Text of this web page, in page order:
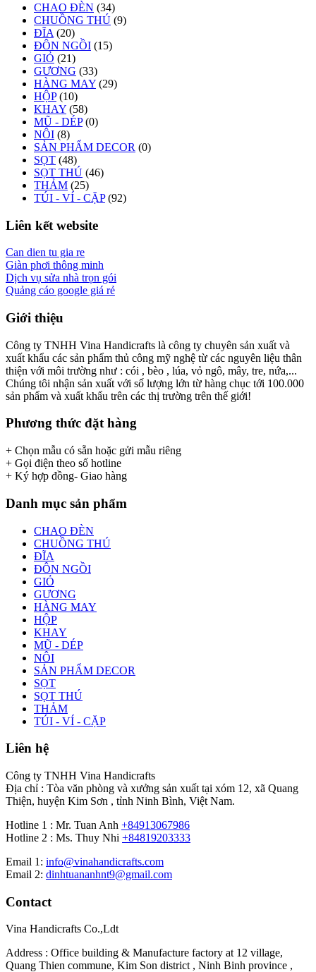
CHAO ĐÈN (34)
CHUỒNG THÚ (9)
ĐĨA (20)
ĐÔN NGỒI (15)
GIỎ (21)
GƯƠNG (33)
HÀNG MAY (29)
HỘP (10)
KHAY (58)
MŨ - DÉP (0)
NÔI (8)
SẢN PHẨM DECOR (0)
SỌT (48)
SỌT THÚ (46)
THẢM (25)
TÚI - VÍ - CẶP (92)
Liên kết website
Can dien tu gia re
Giàn phơi thông minh
Dịch vụ sửa nhà trọn gói
Quảng cáo google giá rẻ
Giới thiệu
Công ty TNHH Vina Handicrafts là công ty chuyên sản xuất và
xuất khẩu các sản phẩm thủ công mỹ nghệ từ các nguyên liệu thân
thiện với môi trường như : cói , bèo , lúa, vỏ ngô, mây, tre, nứa,...
Chúng tôi nhận sản xuất với số lượng lớn từ hàng chục tới 100.000
sản phẩm và xuất khẩu trên các thị trường trên thế giới!
Phương thức đặt hàng
+ Chọn mẫu có sẵn hoặc gửi mẫu riêng
+ Gọi điện theo số hotline
+ Ký hợp đồng- Giao hàng
Danh mục sản phẩm
CHAO ĐÈN
CHUỒNG THÚ
ĐĨA
ĐÔN NGỒI
GIỎ
GƯƠNG
HÀNG MAY
HỘP
KHAY
MŨ - DÉP
NÔI
SẢN PHẨM DECOR
SỌT
SỌT THÚ
THẢM
TÚI - VÍ - CẶP
Liên hệ
Công ty TNHH Vina Handicrafts
Địa chỉ : Tòa văn phòng và xưởng sản xuất tại xóm 12, xã Quang
Thiện, huyện Kim Sơn , tỉnh Ninh Bình, Việt Nam.
Hotline 1 : Mr. Tuan Anh +84913067986
Hotline 2 : Ms. Thuy Nhi +84819203333
Email 1: info@vinahandicrafts.com
Email 2: dinhtuananhnt9@gmail.com
Contact
Vina Handicrafts Co.,Ldt
Address : Office building & Manufacture factory at 12 village,
Quang Thien commune, Kim Son district , Ninh Binh province ,